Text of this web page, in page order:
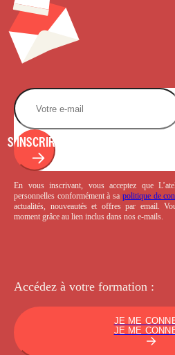
S'INSCRIRE
En vous inscrivant, vous acceptez que
personnelles conformément à sa politique de
actualités, nouveautés et offres par email.
moment grâce au lien inclus dans nos e-mails.
Accédez à votre formation :
JE ME
JE ME